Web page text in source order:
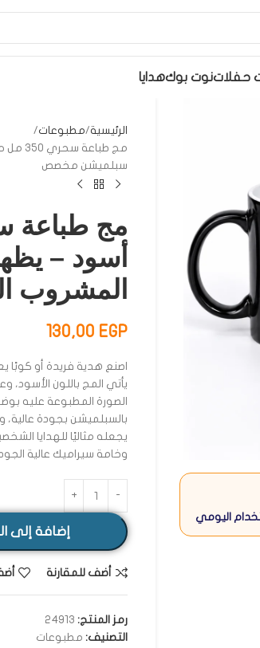
حفلاتنوت بوكهدايا
اليومي
الرئيسية مطبوعات
مج
سبلميشن مخصص
أسود –
المشروب
130,00 EGP
اصنع هدية فريدة أو
يأتي المج باللون
الصورة المطبوعة عليه
بالسبلميشن بجودة عالية،
يجعله مثاليًا للهدايا
وخامة سيراميك عالية
إضافة إلى
أضف للمقارنة
رمز المنتج: 24913
التصنيف: مطبوعات